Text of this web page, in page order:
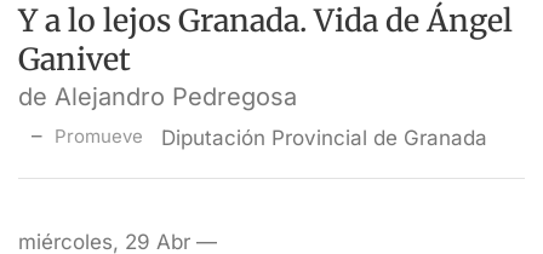
Y a lo lejos Granada. Vida de Ángel
Ganivet
de Alejandro Pedregosa
Promueve Diputación Provincial de Granada
miércoles, 29 Abr —